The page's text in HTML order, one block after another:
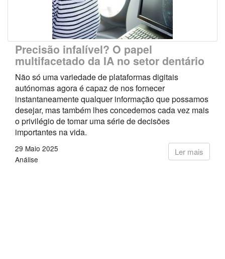
Precisão infalível? O papel
multifacetado da IA no setor dentário
Não só uma variedade de plataformas digitais
autónomas agora é capaz de nos fornecer
instantaneamente qualquer informação que possamos
desejar, mas também lhes concedemos cada vez mais
o privilégio de tomar uma série de decisões
importantes na vida.
Ler mais
29 Maio 2025
Análise